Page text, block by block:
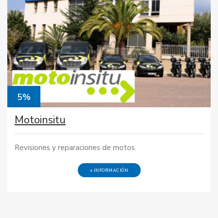
5%
Motoinsitu
Revisiones y reparaciones de motos.
+ INFORMACIÓN